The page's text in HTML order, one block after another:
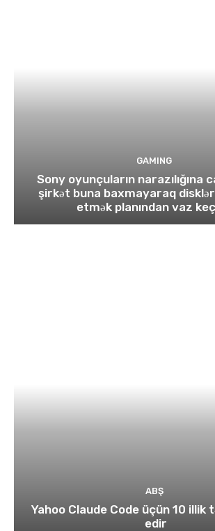
GAMING
Sony oyunçuların narazılığına
şirkət buna baxmayaraq
etmək planından vaz
ABŞ
Yahoo Claude Code üçün 10 illik
edir